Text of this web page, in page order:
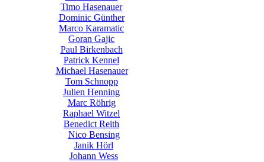
Timo Hasenauer
Dominic Günther
Marco Karamatic
Goran Gajic
Paul Birkenbach
Patrick Kennel
Michael Hasenauer
Tom Schnopp
Julien Henning
Marc Röhrig
Raphael Witzel
Benedict Reith
Nico Bensing
Janik Hörl
Johann Wess